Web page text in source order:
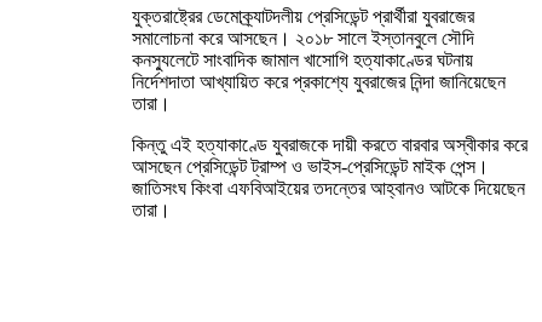
যুক্তরাষ্ট্রের ডেমোক্র্যাটদলীয় প্রেসিডেন্ট প্রার্থীরা যুবরাজের
সমালোচনা করে আসছেন। ২০১৮ সালে ইস্তানবুলে সৌদি
কনস্যুলেটে সাংবাদিক জামাল খাসোগি হত্যাকাণ্ডের ঘটনায়
নির্দেশদাতা আখ্যায়িত করে প্রকাশ্যে যুবরাজের নিন্দা জানিয়েছেন
তারা।
কিন্তু এই হত্যাকাণ্ডে যুবরাজকে দায়ী করতে বারবার অস্বীকার করে
আসছেন প্রেসিডেন্ট ট্রাম্প ও ভাইস-প্রেসিডেন্ট মাইক পেন্স।
জাতিসংঘ কিংবা এফবিআইয়ের তদন্তের আহ্বানও আটকে দিয়েছেন
তারা।